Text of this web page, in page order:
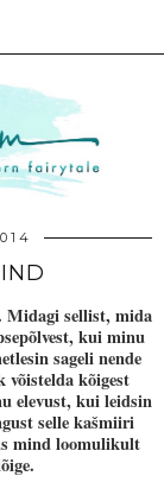
Midagi sellist, mida
kui minu
sageli nende
võistelda kõigest
elevust, kui leidsin
selle kašmiiri
mind loomulikult